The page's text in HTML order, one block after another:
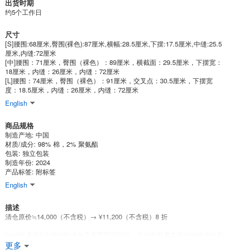
出货时期
约5个工作日
尺寸
[S]腰围:68厘米,臀围(裸色):87厘米,横幅:28.5厘米,下摆:17.5厘米,中缝:25.5
厘米,内缝:72厘米
[中]腰围：71厘米，臀围（裸色）：89厘米，横截面：29.5厘米，下摆宽：
18厘米，内缝：26厘米，内缝：72厘米
[L]腰围：74厘米，臀围（裸色）：91厘米，交叉点：30.5厘米，下摆宽
度：18.5厘米，内缝：26厘米，内缝：72厘米
English
商品规格
制造产地: 中国
材质/成分: 98% 棉，2% 聚氨酯
包装: 独立包装
制造年份: 2024
产品标签: 附标签
English
描述
清仓原价≒14,000（不含税）→ ¥11,200（不含税）8 折
弹性，可以随着身体的运动而伸缩，因此不会产生压力，也不会分散令人
更多